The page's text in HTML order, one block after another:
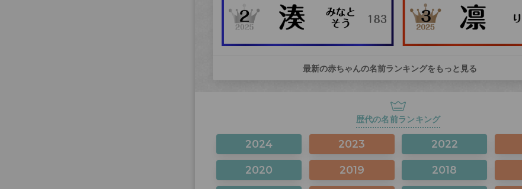
最新の赤ちゃんの名前ランキングをもっと見る
歴代の名前ランキング
2024 2023 2022
2020 2019 2018